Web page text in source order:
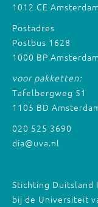
1012 CE Amsterdam
Postadres
Postbus 1628
1000 BP Amsterdam
voor pakketten:
Tafelbergweg 51
1105 BD
020 525 3690
dia@uva.nl
Stichting Duitsland
bij de Universiteit